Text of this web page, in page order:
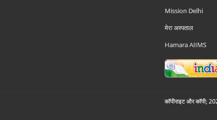
Mission Delhi
मेरा अस्पताल
Hamara AIIMS
कॉपीराइट और कॉपी;